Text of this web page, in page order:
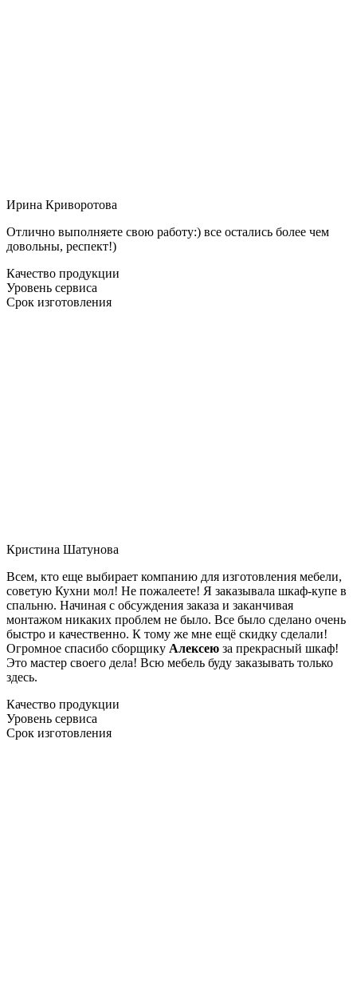
Ирина Криворотова
Отлично выполняете свою работу:) все остались более чем
довольны, респект!)
Качество продукции
Уровень сервиса
Срок изготовления
Кристина Шатунова
Всем, кто еще выбирает компанию для изготовления мебели,
советую Кухни мол! Не пожалеете! Я заказывала шкаф-купе в
спальню. Начиная с обсуждения заказа и заканчивая
монтажом никаких проблем не было. Все было сделано очень
быстро и качественно. К тому же мне ещё скидку сделали!
Огромное спасибо сборщику Алексею за прекрасный шкаф!
Это мастер своего дела! Всю мебель буду заказывать только
здесь.
Качество продукции
Уровень сервиса
Срок изготовления